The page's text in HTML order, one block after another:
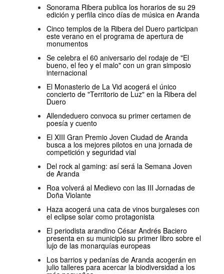
Sonorama Ribera publica los horarios de su 29
edición y perfila cinco días de música en Aranda
Cinco templos de la Ribera del Duero participan
este verano en el programa de apertura de
monumentos
Se celebra el 60 aniversario del rodaje de "El
bueno, el feo y el malo" con un gran simposio
internacional
El Monasterio de La Vid acogerá el único
concierto de "Territorio de Luz" en la Ribera del
Duero
Allendeduero convoca su primer certamen de
poesía y cuento
El XIII Gran Premio Joven Ciudad de Aranda
busca a los mejores pilotos en una jornada de
competición y seguridad vial
Del rock al gaming: así será la Semana Joven
de Aranda
Roa volverá al Medievo con las III Jornadas de
Doña Violante
Haza acogerá una cata de vinos burgaleses con
el eclipse solar como protagonista
El periodista arandino César Andrés Baciero
presenta en su municipio su primer libro sobre el
lujo de las monarquías europeas
Los barrios y pedanías de Aranda acogerán en
julio talleres para acercar la biodiversidad a los